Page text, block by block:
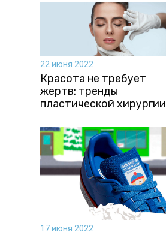
22 июня 2022
Красота не требует
жертв: тренды
пластической хирургии
17 июня 2022